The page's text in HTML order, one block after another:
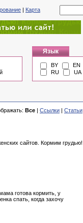
| Карта
Язык
BY
EN
RU
UA
Все | Ссылки | Статьи
сайтов. Кормим грудью!
готова кормить, у
спать, кoгда захoчy